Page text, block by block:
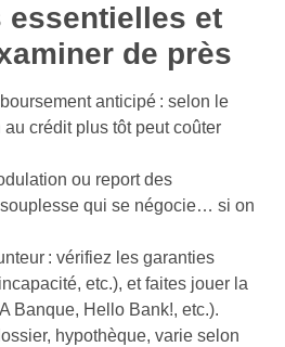
essentielles et
de près
anticipé : selon le
au crédit plus tôt peut coûter
ou report des
qui se négocie… si on
: vérifiez les garanties
etc.), et faites jouer la
Banque, Hello Bank!, etc.).
hypothèque, varie selon